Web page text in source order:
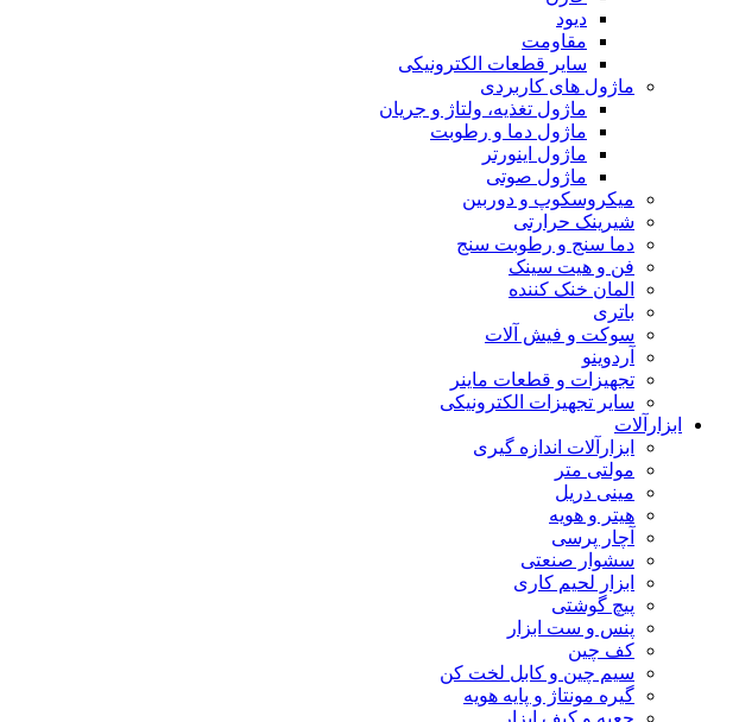
دیود
مقاومت
سایر قطعات الکترونیکی
ماژول های کاربردی
ماژول تغذیه، ولتاژ و جریان
ماژول دما و رطوبت
ماژول اینورتر
ماژول صوتی
میکروسکوپ و دوربین
شیرینک حرارتی
دما سنج و رطوبت سنج
فن و هیت سینک
المان خنک کننده
باتری
سوکت و فیش آلات
آردوینو
تجهیزات و قطعات ماینر
سایر تجهیزات الکترونیکی
ابزارآلات
ابزارآلات اندازه گیری
مولتی متر
مینی دریل
هیتر و هویه
آچار پرسی
سشوار صنعتی
ابزار لحیم کاری
پیچ گوشتی
پنس و ست ابزار
کف چین
سیم چین و کابل لخت کن
گیره مونتاژ و پایه هویه
جعبه و کیف ابزار